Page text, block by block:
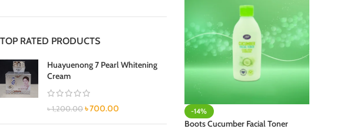
TOP RATED PRODUCTS
Huayuenong 7 Pearl Whitening
Cream
৳1,200.00 ৳700.00 -14%
Boots Cucumber Facial Toner